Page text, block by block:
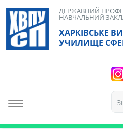
Skip
content
ХАРКІВСЬКЕ
УЧИЛИЩЕ
ДЕРЖАВНИЙ
НАВЧАЛЬНИЙ
Toggle navigation